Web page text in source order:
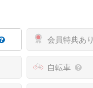
会員特典あり
自転車